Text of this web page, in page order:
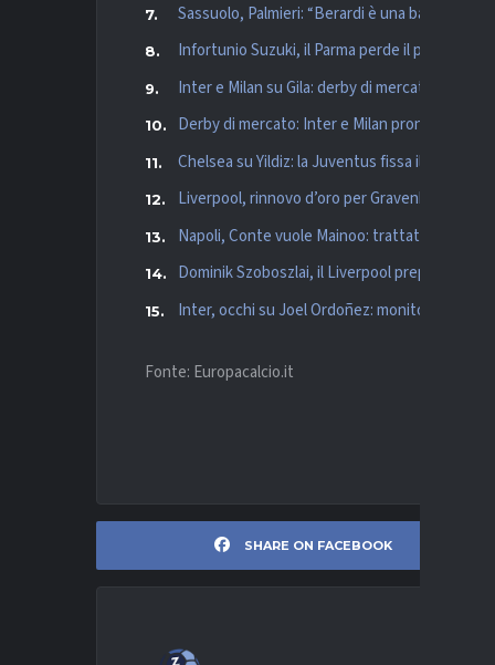
Sassuolo, Palmieri: “Berardi è una bandiera.
Infortunio Suzuki, il Parma perde il proprio
Inter e Milan su Gila: derby di mercato per il
Derby di mercato: Inter e Milan pronte a
Chelsea su Yildiz: la Juventus fissa il prezzo e
Liverpool, rinnovo d’oro per Gravenberch:
Napoli, Conte vuole Mainoo: trattativa col
Dominik Szoboszlai, il Liverpool prepara il
Inter, occhi su Joel Ordoñez: monitorato in
Fonte: Europacalcio.it
SHARE ON FACEBOOK